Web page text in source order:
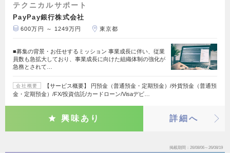
テクニカルサポート
PayPay銀行株式会社
600万円 ～ 1249万円 東京都
■募集の背景・お任せするミッション 事業成長に伴い、従業
員数も急拡大しており、事業成長に向けた組織体制の強化が
急務とされて…
会社概要
【サービス概要】 円預金（普通預金・定期預金）/外貨預金（普通預
金・定期預金）/FX/投資信託/カードローン/Visaデビ…
興味あり 詳細へ
掲載期間 26/08/06～26/08/19